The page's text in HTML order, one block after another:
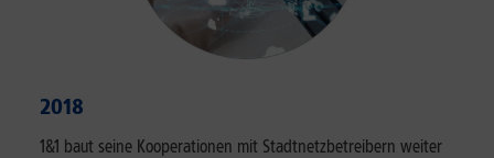
2018
1&1 baut seine Kooperationen mit Stadtnetzbetreibern weiter